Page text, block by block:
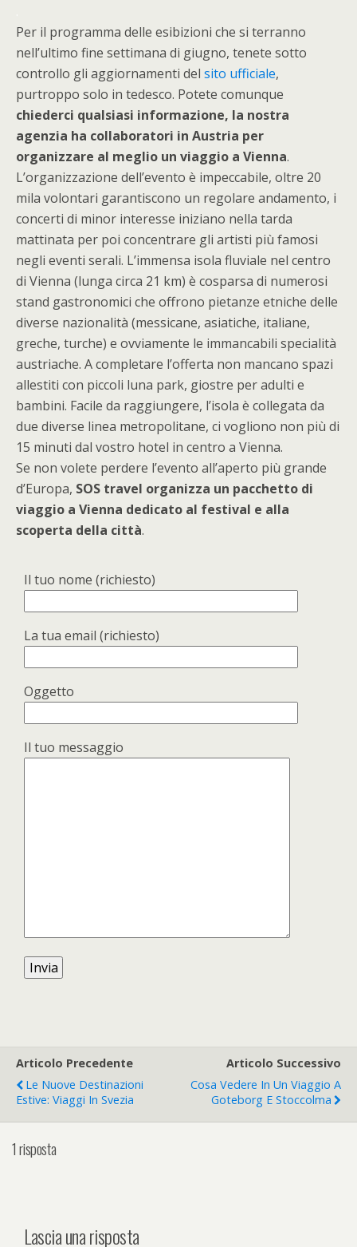
Per il programma delle esibizioni che si terranno
nell’ultimo fine settimana di giugno, tenete sotto
controllo gli aggiornamenti del sito ufficiale,
purtroppo solo in tedesco. Potete comunque
chiederci qualsiasi informazione, la nostra
agenzia ha collaboratori in Austria per
organizzare al meglio un viaggio a Vienna.
L’organizzazione dell’evento è impeccabile, oltre 20
mila volontari garantiscono un regolare andamento, i
concerti di minor interesse iniziano nella tarda
mattinata per poi concentrare gli artisti più famosi
negli eventi serali. L’immensa isola fluviale nel centro
di Vienna (lunga circa 21 km) è cosparsa di numerosi
stand gastronomici che offrono pietanze etniche delle
diverse nazionalità (messicane, asiatiche, italiane,
greche, turche) e ovviamente le immancabili specialità
austriache. A completare l’offerta non mancano spazi
allestiti con piccoli luna park, giostre per adulti e
bambini. Facile da raggiungere, l’isola è collegata da
due diverse linea metropolitane, ci vogliono non più di
15 minuti dal vostro hotel in centro a Vienna.
Se non volete perdere l’evento all’aperto più grande
d’Europa, SOS travel organizza un pacchetto di
viaggio a Vienna dedicato al festival e alla
scoperta della città.
Il tuo nome (richiesto)
La tua email (richiesto)
Oggetto
Il tuo messaggio
Articolo Precedente
Le Nuove Destinazioni
Estive: Viaggi In Svezia
Articolo Successivo
Cosa Vedere In Un Viaggio A
Goteborg E Stoccolma
1 risposta
Lascia una risposta